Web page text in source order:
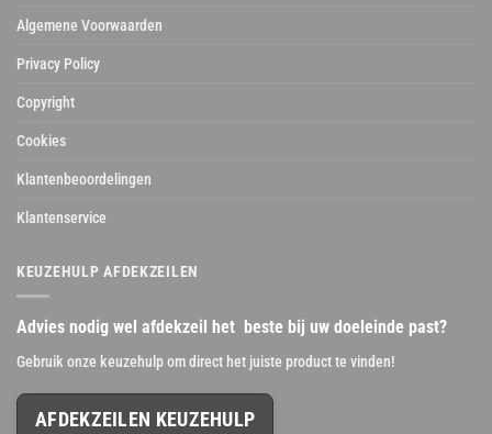
Algemene Voorwaarden
Privacy Policy
Copyright
Cookies
Klantenbeoordelingen
Klantenservice
KEUZEHULP AFDEKZEILEN
Advies nodig wel afdekzeil het beste bij uw doeleinde past?
Gebruik onze keuzehulp om direct het juiste product te vinden!
AFDEKZEILEN KEUZEHULP